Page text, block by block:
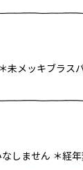
メッキブラ
しません ＊経